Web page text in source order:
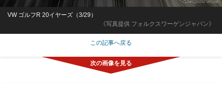
《写真提供 フォルクスワーゲンジャパン》
VW ゴルフR 20イヤーズ（3/29）
この記事へ戻る